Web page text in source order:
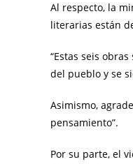
Al respecto, la
literarias están
“Estas seis
del pueblo y se
Asimismo,
pensamiento”.
Por su parte, el